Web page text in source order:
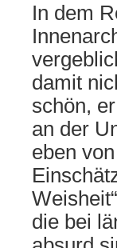
In dem
damit
schön,
an der
eben
die bei